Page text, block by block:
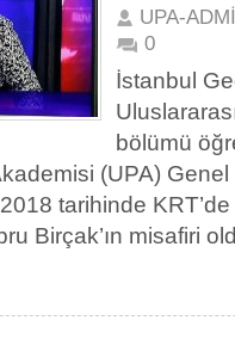
UPA-
0
İstanbul
bölümü
(UPA)
tarihinde
Birçak’ın misafiri